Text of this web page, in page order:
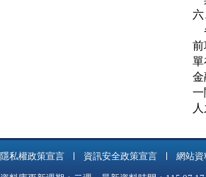
前
單
金
一
隱私權政策宣言 資訊安全政策宣言 網站資